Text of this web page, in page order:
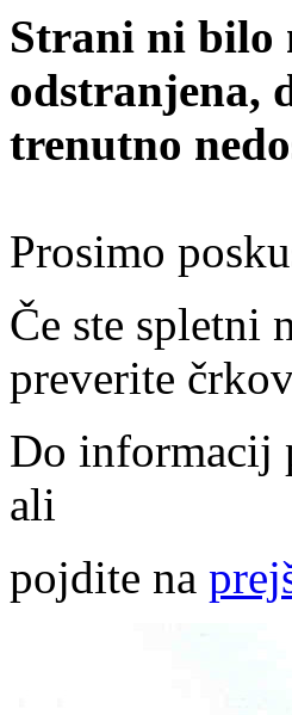
Strani ni bilo
odstranjena,
trenutno
Prosimo
Če ste spletni
preverite
Do informacij
ali
pojdite na